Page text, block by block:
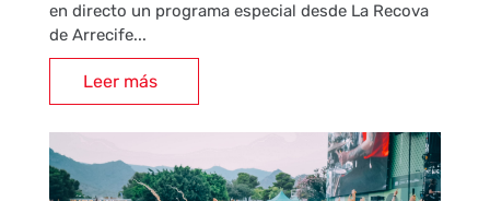
en directo un programa especial desde La Recova
de Arrecife...
Leer más